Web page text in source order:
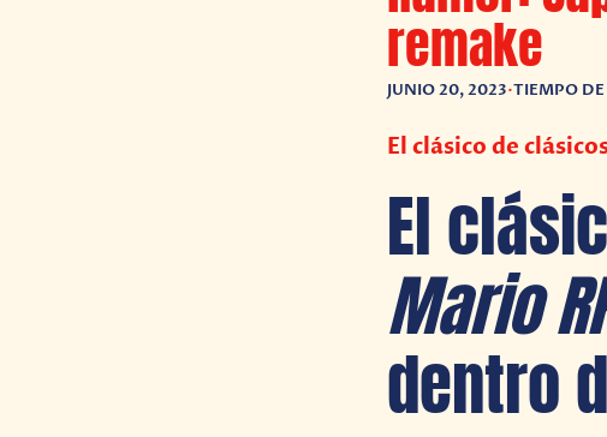
remake
JUNIO 20, 2023•TIEMPO
El clásico de
El
Mario
dentro